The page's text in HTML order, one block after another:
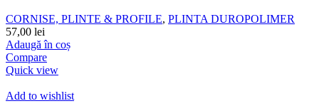
CORNISE, PLINTE & PROFILE, PLINTA DUROPOLIMER
57,00 lei
Adaugă în coș
Compare
Quick view
Add to wishlist